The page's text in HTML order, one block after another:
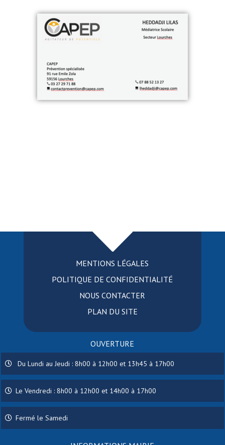
MENTIONS LÉGALES
POLITIQUE DE CONFIDENTIALITÉ
NOUS CONTACTER
PLAN DU SITE
OUVERTURE
Du Lundi au Jeudi : 8h00 à 12h00 et 13h45 à 17h00
Le Vendredi : 8h00 à 12h00 et 14h00 à 17h00
Fermé le Samedi